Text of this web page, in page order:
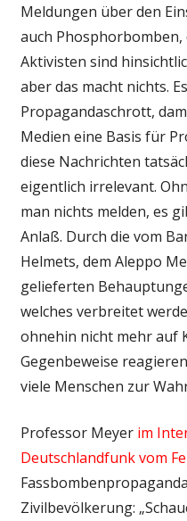
Meldungen über den
auch Phosphorbomben,
Aktivisten sind
aber das macht nichts.
Propagandaschrott,
Medien eine Basis für
diese Nachrichten
eigentlich irrelevant.
man nichts melden, es
Anlaß. Durch die vom
Helmets, dem Aleppo
gelieferten
welches verbreitet
ohnehin nicht mehr auf
Gegenbeweise
viele Menschen zur
Professor Meyer im
Deutschlandfunk vom
Zivilbevölkerung: